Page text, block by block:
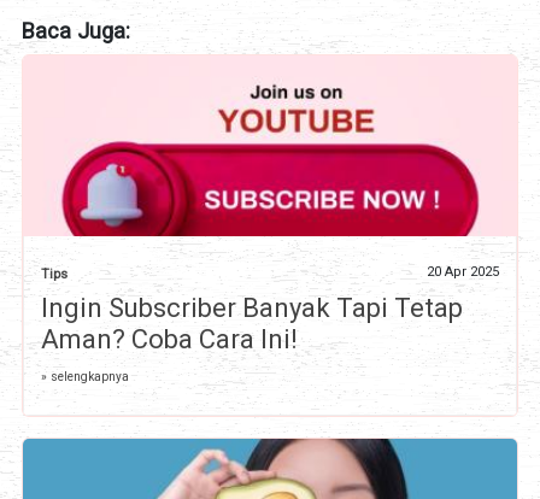
Baca Juga:
Tips 20 Apr 2025
Ingin Subscriber Banyak Tapi Tetap
Aman? Coba Cara Ini!
» selengkapnya